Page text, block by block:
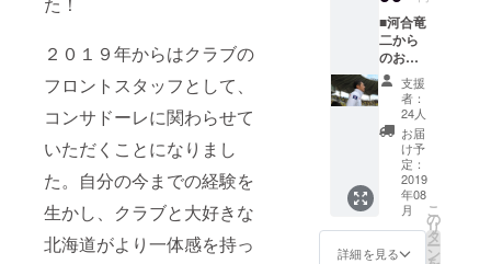
２０１９年からはクラブの
フロントスタッフとして、
コンサドーレに関わらせて
いただくことになりまし
た。自分の今までの経験を
生かし、クラブと大好きな
北海道がより一体感を持っ
こ）」の逆
さ読みと、
ラテン語の
響きを持つ
「-ole（オー
レ）」の2つ
を組み合わ
せたものが
「コンサ
ドーレ」で
す。
■河合竜
二から
のお礼
メール
河合竜
二か
ら、感
謝の想
いを込
めた
メール
をお送
りさせ
て頂き
支援
者：
24人
お届
け予
定：
2019
年08
月
詳細を見る
こ
の
リ
タ
ー
ン